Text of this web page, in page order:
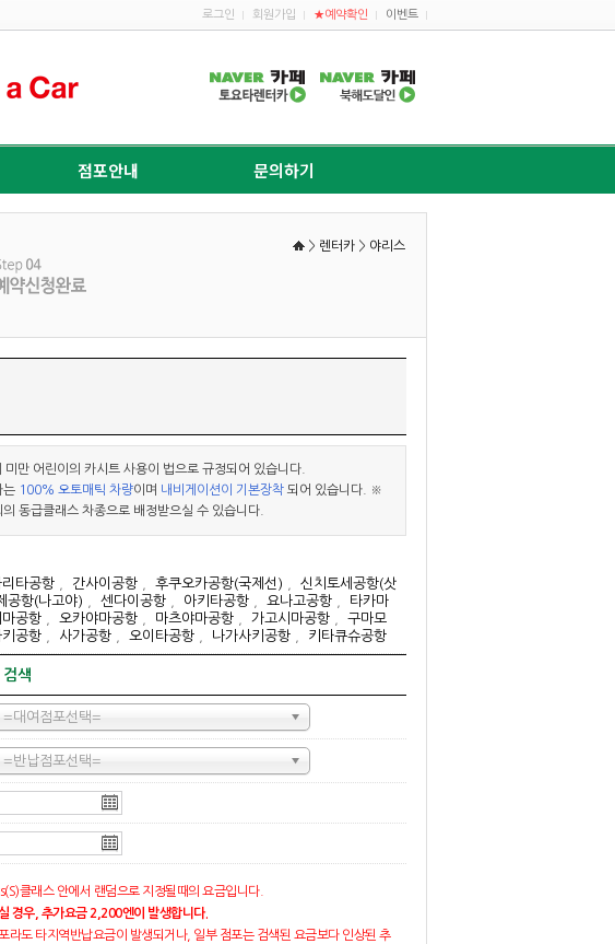
로그인 회원가입 ★예약확인 이벤트
점포안내 문의하기
> 렌터카 > 야리스
만 어린이의 카시트 사용이 법으로 규정되어 있습니다.
는 100% 오토매틱 차량이며 내비게이션이 기본장착 되어 있습니다. ※
동급클래스 차종으로 배정받으실 수 있습니다.
리타공항 간사이공항 후쿠오카공항(국제선)
신치토세공항(삿
공항(나고야) 센다이공항 아키타공항 요나고공항
타카마
마공항 오카야마공항 마츠야마공항 가고시마공항
구마모
키공항 사가공항 오이타공항 나가사키공항 키타큐슈공항
색
=대여점포선택=
=반납점포선택=
클래스 안에서 랜덤으로 지정될때의 요금입니다.
경우, 추가요금 2,200엔이 발생합니다.
라도 타지역반납요금이 발생되거나, 일부 점포는 검색된 요금보다 인상된 추